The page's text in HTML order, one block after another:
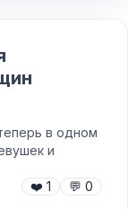
в одном
и
❤️ 1 💬 0